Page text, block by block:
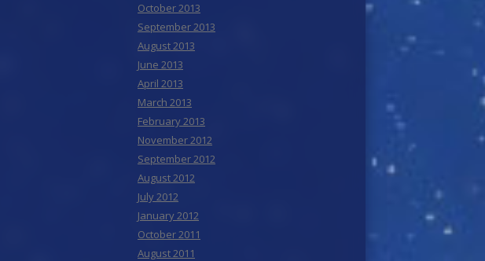
October 2013
September 2013
August 2013
June 2013
April 2013
March 2013
February 2013
November 2012
September 2012
August 2012
July 2012
January 2012
October 2011
August 2011